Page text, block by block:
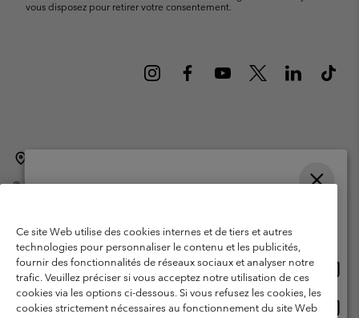
vous disposez pour retirer votre consentement.
©2026Columbia Sportswear International Sarl. Avenue des Morgines, 12
Garanties Légales
Politique de confidentialité
Conditions d'utilisation - Membres
Conditions D'utilisation - Contenu généré par l'utilisateur
Impressum
Ce site Web utilise des cookies internes et de tiers et autres
technologies pour personnaliser le contenu et les publicités,
fournir des fonctionnalités de réseaux sociaux et analyser notre
trafic. Veuillez préciser si vous acceptez notre utilisation de ces
cookies via les options ci-dessous. Si vous refusez les cookies, les
cookies strictement nécessaires au fonctionnement du site Web
Achats en ligne disponibles
United States
ligne
Belgium-English